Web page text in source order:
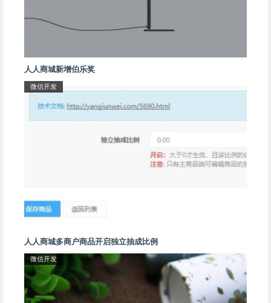
人人商城新增伯乐奖
微信开发
人人商城多商户商品开启独立抽成比例
微信开发